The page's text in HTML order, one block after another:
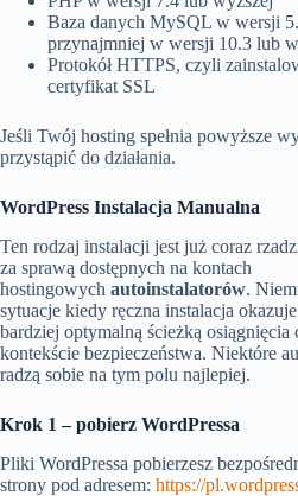
Baza danych MySQL w wersji
przynajmniej w wersji 10.3 lub
Protokół HTTPS, czyli
certyfikat SSL
Jeśli Twój hosting spełnia powyższe
przystąpić do działania.
WordPress Instalacja Manualna
Ten rodzaj instalacji jest już coraz
za sprawą dostępnych na kontach
hostingowych autoinstalatorów.
sytuacje kiedy ręczna instalacja
bardziej optymalną ścieżką
kontekście bezpieczeństwa. Niektóre
radzą sobie na tym polu najlepiej.
Krok 1 – pobierz WordPressa
Pliki WordPressa pobierzesz
strony pod adresem: https://